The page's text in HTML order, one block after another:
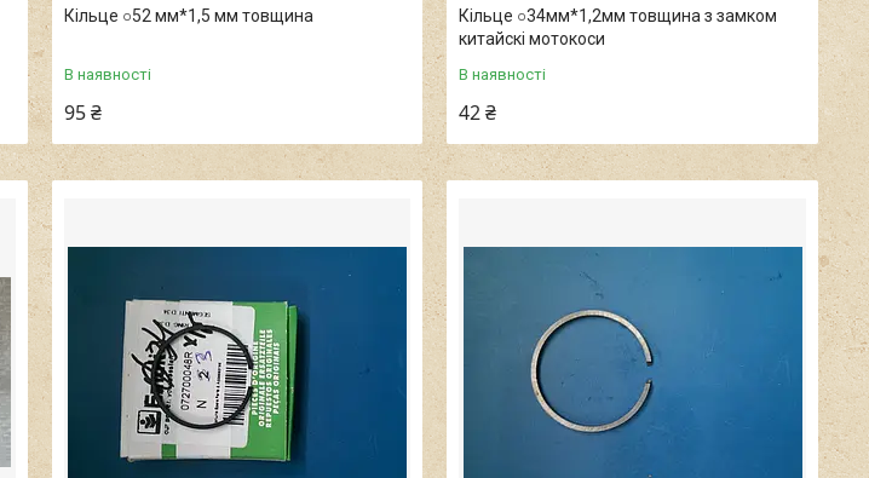
Кільце ○52 мм*1,5 мм товщина
В наявності
95 ₴
Кільце ○34мм*1,2мм товщина з замком
китайскі мотокоси
В наявності
42 ₴